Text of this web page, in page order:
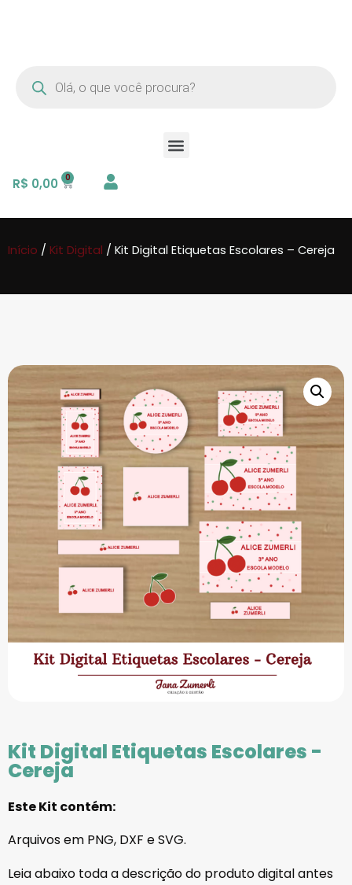
R$ 0,00
Início / Kit Digital / Kit Digital Etiquetas Escolares – Cereja
Kit Digital Etiquetas Escolares -
Cereja
Este Kit contém:
Arquivos em PNG, DXF e SVG.
Leia abaixo toda a descrição do produto digital antes